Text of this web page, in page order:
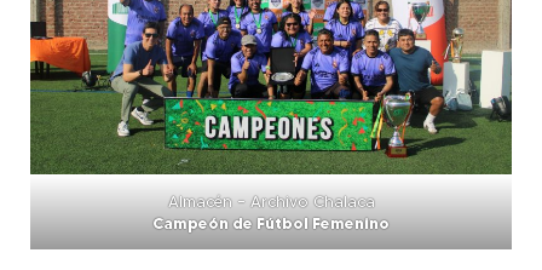
Almacén – Archivo Chalaca
Campeón de Fútbol Femenino